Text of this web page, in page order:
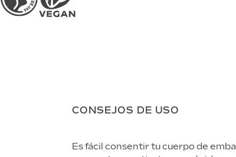
CONSEJOS DE USO
Es fácil consentir tu cuerpo de